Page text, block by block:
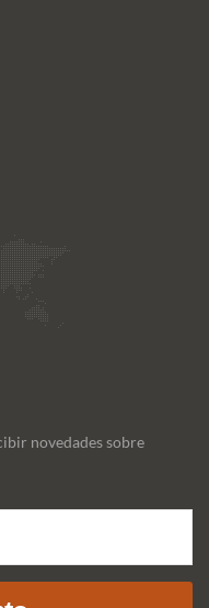
novedades sobre